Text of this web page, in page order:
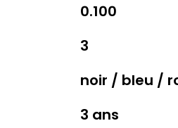
0.100
3
noir / bleu /
3 ans